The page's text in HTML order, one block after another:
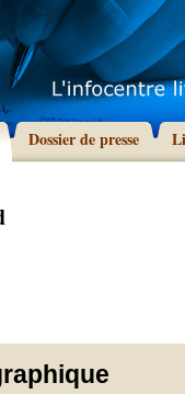
Dossier de presse